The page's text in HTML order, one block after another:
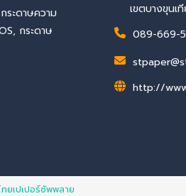
ระดาษความ
กระดาษ
เขตบางขุนเ
089-669-
http://
ยเปเปอร์ซัพพลาย